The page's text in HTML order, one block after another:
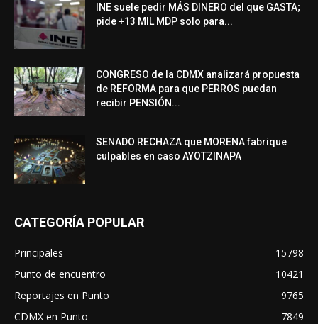
INE suele pedir MÁS DINERO del que GASTA;
pide +13 MIL MDP solo para...
CONGRESO de la CDMX analizará propuesta
de REFORMA para que PERROS puedan
recibir PENSIÓN...
SENADO RECHAZA que MORENA fabrique
culpables en caso AYOTZINAPA
CATEGORÍA POPULAR
Principales
15798
Punto de encuentro
10421
Reportajes en Punto
9765
CDMX en Punto
7849